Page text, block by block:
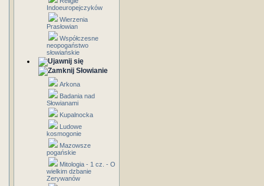
Indoeuropejczyków
Wierzenia
Prasłowian
Współczesne
neopogaństwo
słowiańskie
Słowianie
Arkona
Badania nad
Słowianami
Kupalnocka
Ludowe
kosmogonie
Mazowsze
pogańskie
Mitologia - 1 cz. - O
wielkim dzbanie
Zerywanów